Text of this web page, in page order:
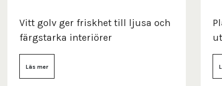
Vitt golv ger friskhet till ljusa och
färgstarka interiörer
Läs mer